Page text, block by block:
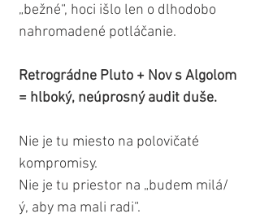
„bežné“, hoci išlo len o dlhodobo
nahromadené potláčanie.
Retrográdne Pluto + Nov s Algolom
= hlboký, neúprosný audit duše.
Nie je tu miesto na polovičaté
kompromisy.
Nie je tu priestor na „budem milá/
ý, aby ma mali radi“.